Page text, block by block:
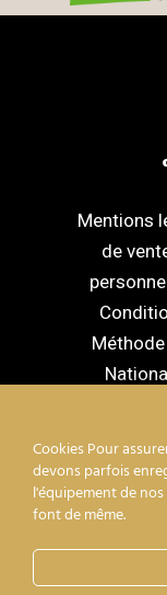
Mentions
de
facebook
Cookies Pour
devons parfois
l'équipement de
font de même.